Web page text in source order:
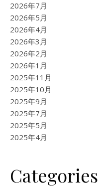
2026年7月
2026年5月
2026年4月
2026年3月
2026年2月
2026年1月
2025年11月
2025年10月
2025年9月
2025年7月
2025年5月
2025年4月
Categories